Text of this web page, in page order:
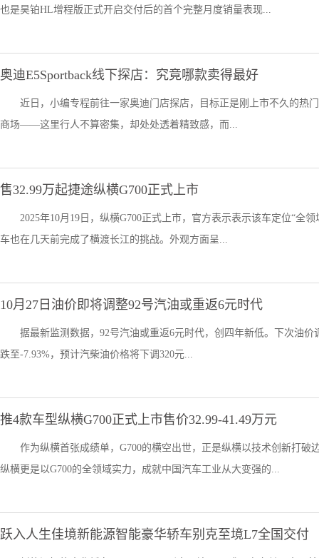
也是昊铂HL增程版正式开启交付后的首个完整月度销量表现...
奥迪E5Sportback线下探店：究竟哪款卖得最好
近日，小编专程前往一家奥迪门店探店，目标正是刚上市不久的
商场——这里行人不算密集，却处处透着精致感，而...
售32.99万起捷途纵横G700正式上市
2025年10月19日，纵横G700正式上市，官方表示表示该车定位“全
车也在几天前完成了横渡长江的挑战。外观方面呈...
10月27日油价即将调整92号汽油或重返6元时代
据最新监测数据，92号汽油或重返6元时代，创四年新低。下次油
跌至-7.93%，预计汽柴油价格将下调320元...
推4款车型纵横G700正式上市售价32.99-41.49万元
作为纵横首张成绩单，G700的横空出世，正是纵横以技术创新打
纵横更是以G700的全领域实力，成就中国汽车工业从大变强的...
跃入人生佳境新能源智能豪华轿车别克至境L7全国交付